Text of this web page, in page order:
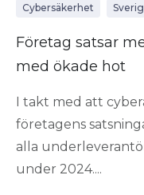
Cybersäkerhet
Företag satsar
med ökade hot
I takt med att
företagens
alla
under 2024....